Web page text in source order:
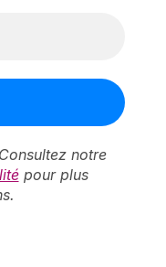
notre
pour plus